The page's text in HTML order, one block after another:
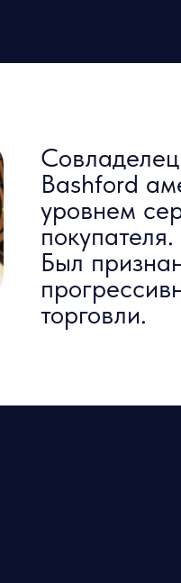
Bashford
уровнем
покупателя.
Был
торговли.